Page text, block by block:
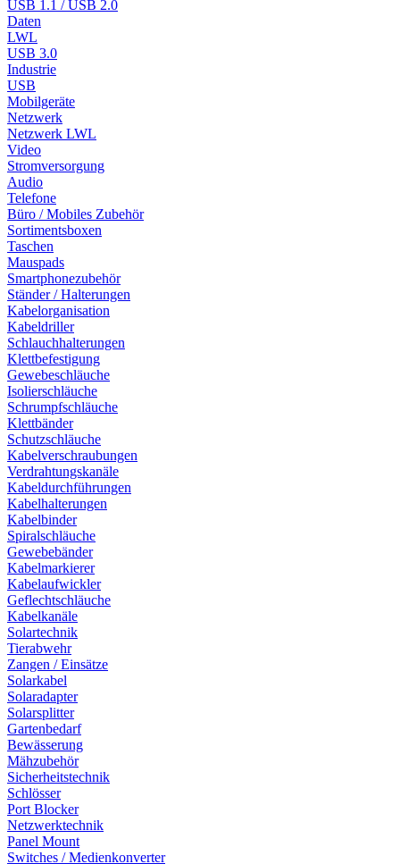
USB 1.1 / USB 2.0
Daten
LWL
USB 3.0
Industrie
USB
Mobilgeräte
Netzwerk
Netzwerk LWL
Video
Stromversorgung
Audio
Telefone
Büro / Mobiles Zubehör
Sortimentsboxen
Taschen
Mauspads
Smartphonezubehör
Ständer / Halterungen
Kabelorganisation
Kabeldriller
Schlauchhalterungen
Klettbefestigung
Gewebeschläuche
Isolierschläuche
Schrumpfschläuche
Klettbänder
Schutzschläuche
Kabelverschraubungen
Verdrahtungskanäle
Kabeldurchführungen
Kabelhalterungen
Kabelbinder
Spiralschläuche
Gewebebänder
Kabelmarkierer
Kabelaufwickler
Geflechtschläuche
Kabelkanäle
Solartechnik
Tierabwehr
Zangen / Einsätze
Solarkabel
Solaradapter
Solarsplitter
Gartenbedarf
Bewässerung
Mähzubehör
Sicherheitstechnik
Schlösser
Port Blocker
Netzwerktechnik
Panel Mount
Switches / Medienkonverter